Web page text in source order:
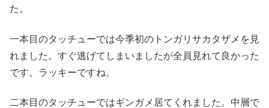
た。
一本目のタッチューでは今季初のトンガリサカタザメを見
れました。すぐ逃げてしまいましたが全員見れて良かった
です。ラッキーですね。
二本目のタッチューではギンガメ居てくれました。中層で